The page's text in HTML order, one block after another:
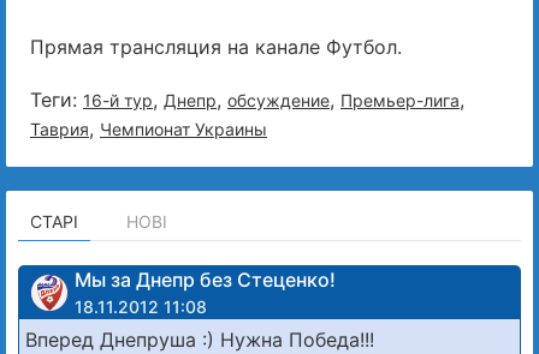
Прямая трансляция на канале Футбол.
Теги: 16-й тур, Днепр, обсуждение, Премьер-лига,
Таврия, Чемпионат Украины
СТАРІ НОВІ
Мы за Днепр без Стеценко!
18.11.2012 11:08
Вперед Днепруша :) Нужна Победа!!!